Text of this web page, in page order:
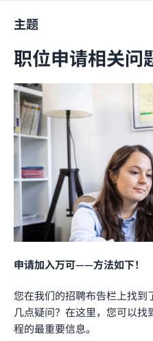
主题
职位申请相关问
申请加入万可——方法如下！
您在我们的招聘布告栏上找到
几点疑问？在这里，您可以
程的最重要信息。